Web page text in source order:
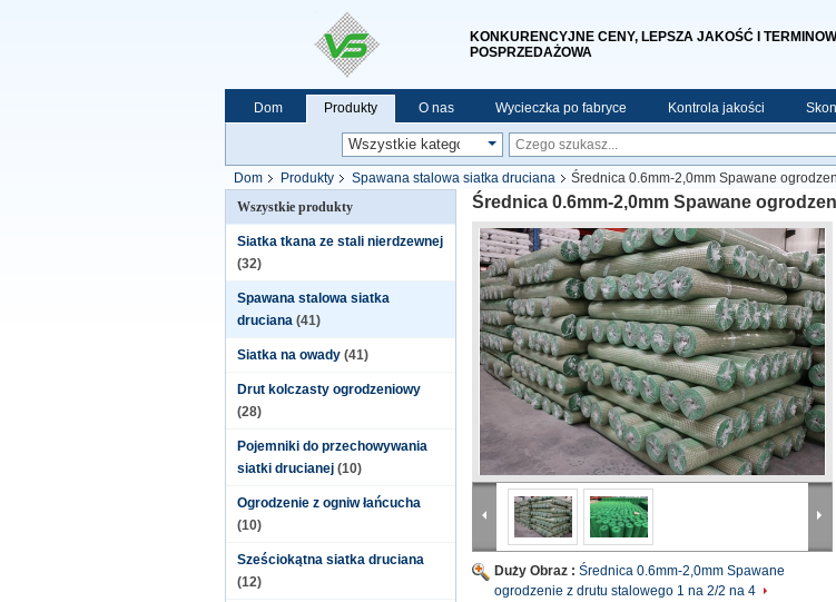
KONKURENCYJNE CENY, LEPSZA JAKOŚĆ I
POSPRZEDAŻOWA
Dom Produkty O nas Wycieczka po fabryce Kontrola jakości
Dom Produkty Spawana stalowa siatka druciana
Średnica 0.6mm-2,0mm Spawane
Wszystkie produkty
Siatka tkana ze stali nierdzewnej
(32)
Spawana stalowa siatka
druciana (41)
Siatka na owady (41)
Drut kolczasty ogrodzeniowy
(28)
Pojemniki do przechowywania
siatki drucianej (10)
Ogrodzenie z ogniw łańcucha
(10)
Sześciokątna siatka druciana
(12)
Średnica 0.6mm-2,0mm Spawane
Duży Obraz : Średnica 0.6mm-2,0mm Spawane
ogrodzenie z drutu stalowego 1 na 2/2 na 4